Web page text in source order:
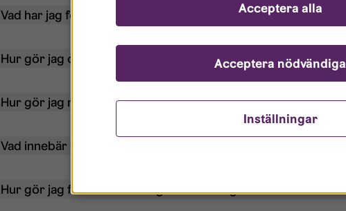
Vad har jag för användarnamn?
Hur gör jag om mitt konto är låst?
Hur gör jag när jag glömt mitt lösenord?
Vad innebär Gästkonto/Gästanvändare?
Hur gör jag för att bli borttagen ur era register?
Inställningar
Acceptera nödvändiga
Acceptera alla